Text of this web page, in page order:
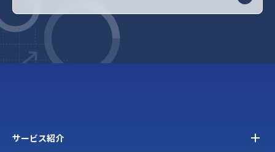
サービス紹介